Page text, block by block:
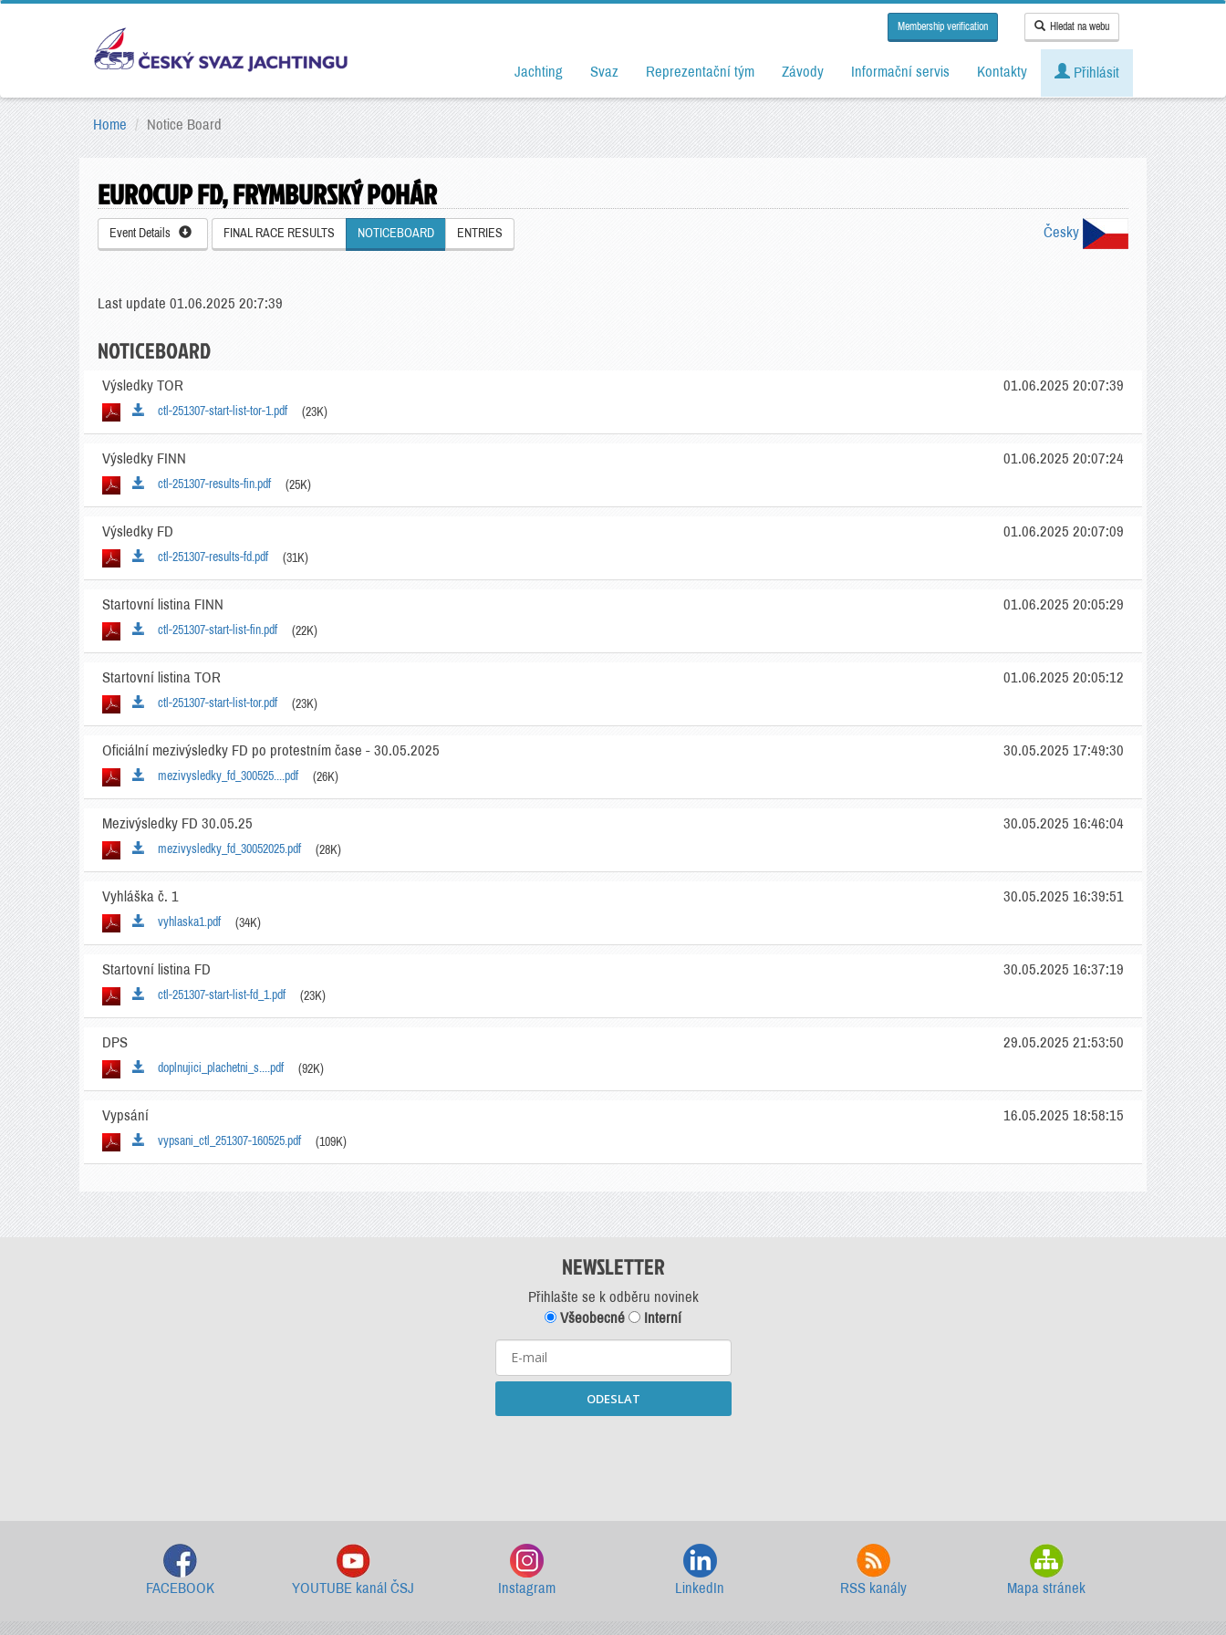
Membership verification Hledat na webu
Jachting Svaz Reprezentační tým Závody Informační servis Kontakty Přihlásit
Home Notice Board
EUROCUP FD, FRYMBURSKÝ POHÁR
Event Details FINAL RACE RESULTS NOTICEBOARD ENTRIES Česky
Last update 01.06.2025 20:7:39
NOTICEBOARD
Výsledky TOR
ctl-251307-start-list-tor-1.pdf (23K)
01.06.2025 20:07:39
Výsledky FINN
ctl-251307-results-fin.pdf (25K)
01.06.2025 20:07:24
Výsledky FD
ctl-251307-results-fd.pdf (31K)
01.06.2025 20:07:09
Startovní listina FINN
ctl-251307-start-list-fin.pdf (22K)
01.06.2025 20:05:29
Startovní listina TOR
ctl-251307-start-list-tor.pdf (23K)
01.06.2025 20:05:12
Oficiální mezivýsledky FD po protestním čase - 30.05.2025
mezivysledky_fd_300525....pdf (26K)
30.05.2025 17:49:30
Mezivýsledky FD 30.05.25
mezivysledky_fd_30052025.pdf (28K)
30.05.2025 16:46:04
Vyhláška č. 1
vyhlaska1.pdf (34K)
30.05.2025 16:39:51
Startovní listina FD
ctl-251307-start-list-fd_1.pdf (23K)
30.05.2025 16:37:19
DPS
doplnujici_plachetni_s....pdf (92K)
29.05.2025 21:53:50
Vypsání
vypsani_ctl_251307-160525.pdf (109K)
16.05.2025 18:58:15
NEWSLETTER
Přihlašte se k odběru novinek
Všeobecné
Interní
ODESLAT
FACEBOOK YOUTUBE kanál ČSJ Instagram LinkedIn RSS kanály Mapa stránek